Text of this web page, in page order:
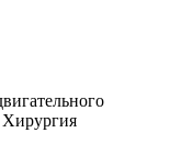
Хирургия